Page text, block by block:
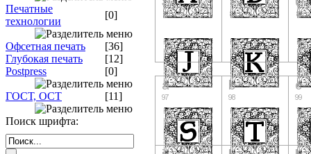
Печатные
технологии
[0]
Офсетная печать
[36]
Глубокая печать
[12]
Postpress
[0]
ГОСТ, ОСТ [11]
Поиск шрифта: